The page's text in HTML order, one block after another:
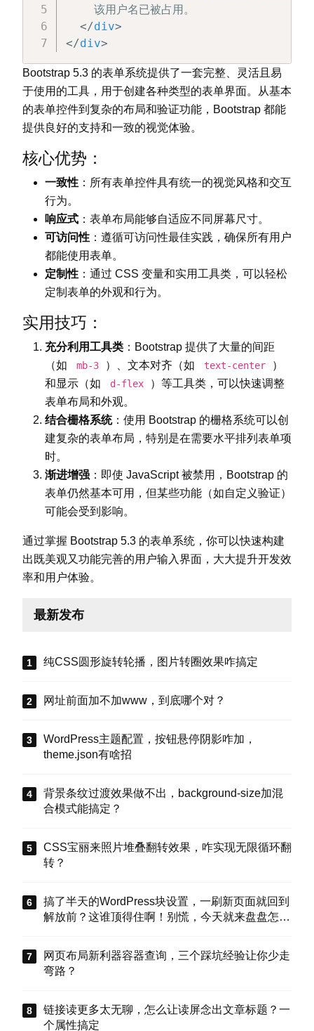
    该用户名已被占用。
</div>
</div>
Bootstrap 5.3 的表单系统提供了一套完整、灵活且易
于使用的工具，用于创建各种类型的表单界面。从基本
的表单控件到复杂的布局和验证功能，Bootstrap 都能
提供良好的支持和一致的视觉体验。
核心优势：
一致性 ：所有表单控件具有统一的视觉风格和交互
行为。
响应式 ：表单布局能够自适应不同屏幕尺寸。
可访问性 ：遵循可访问性最佳实践，确保所有用户
都能使用表单。
定制性 ：通过 CSS 变量和实用工具类，可以轻松
定制表单的外观和行为。
实用技巧：
充分利用工具类 ：Bootstrap 提供了大量的间距
（如
mb-3 ）、文本对齐（如 text-center
）
和显示（如
d-flex
）等工具类，可以快速调整
表单布局和外观。
结合栅格系统：使用 Bootstrap 的栅格系统可以创
建复杂的表单布局，特别是在需要水平排列表单项
时。
渐进增强 ：即使 JavaScript 被禁用，Bootstrap 的
表单仍然基本可用，但某些功能（如自定义验证）
可能会受到影响。
通过掌握 Bootstrap 5.3 的表单系统，你可以快速构建
出既美观又功能完善的用户输入界面，大大提升开发效
率和用户体验。
最新发布
纯CSS圆形旋转轮播，图片转圈效果咋搞定
网址前面加不加www，到底哪个对？
WordPress主题配置，按钮悬停阴影咋加，
theme.json有啥招
背景条纹过渡效果做不出，background-size加混
合模式能搞定？
CSS宝丽来照片堆叠翻转效果，咋实现无限循环翻
转？
搞了半天的WordPress块设置，一刷新页面就回到
解放前？这谁顶得住啊！别慌，今天就来盘盘怎么
车”。
网页布局新利器容器查询，三个踩坑经验让你少走
弯路？
链接读更多太无聊，怎么让读屏念出文章标题？一
个属性搞定